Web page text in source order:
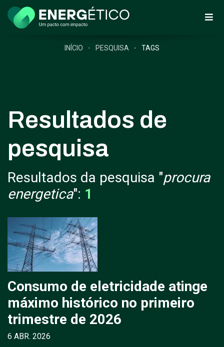
INÍCIO PESQUISA TAGS
Resultados de
pesquisa
Resultados da pesquisa "procura
energetica": 1
Consumo de eletricidade atinge
máximo histórico no primeiro
trimestre de 2026
6 ABR. 2026